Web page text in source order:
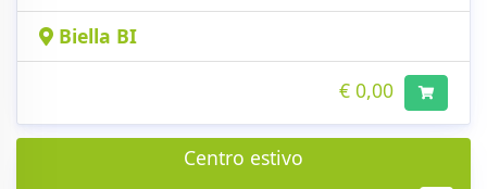
Biella BI
€ 0,00
Centro estivo